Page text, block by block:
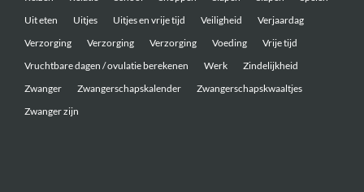
Uit eten
Uitjes Uitjes en vrije tijd Veiligheid
Verjaardag
Verzorging
Verzorging Verzorging Voeding
Vrije tijd
Vruchtbare dagen / ovulatie berekenen
Werk
Zindelijkheid
Zwanger
Zwangerschapskalender
Zwangerschapskwaaltjes
Zwanger zijn